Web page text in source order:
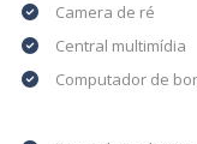
Camera de ré
Central multimídia
Computador de